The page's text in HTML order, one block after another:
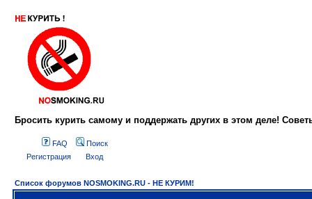
Бросить курить самому и поддержать других в этом деле!
FAQ
Поиск
Регистрация
Вход
Список форумов NOSMOKING.RU - НЕ КУРИМ!